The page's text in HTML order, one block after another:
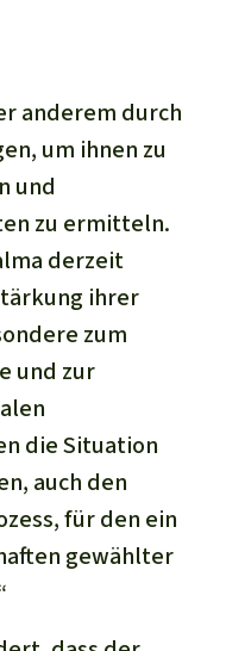
anderem durch
um ihnen zu
und
zu ermitteln.
derzeit
ihrer
zum
und zur
die Situation
auch den
für den ein
gewählter